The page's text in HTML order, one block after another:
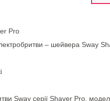
Pro
– шейвера Sway
Sway серії Shaver Pro,